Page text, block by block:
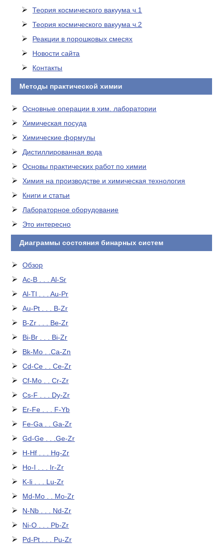
Теория космического вакуума ч.1
Теория космического вакуума ч.2
Реакции в порошковых смесях
Новости сайта
Контакты
Методы практической химии
Основные операции в хим. лаборатории
Химическая посуда
Химические формулы
Дистиллированная вода
Основы практических работ по химии
Химия на производстве и химическая технология
Книги и статьи
Лабораторное оборудование
Это интересно
Диаграммы состояния бинарных систем
Обзор
Ac-B . . . Al-Sr
Al-Tl . . . Au-Pr
Au-Pt . . . B-Zr
B-Zr . . . Be-Zr
Bi-Br . . . Bi-Zr
Bk-Mo . .Ca-Zn
Cd-Ce . . Ce-Zr
Cf-Mo . . Cr-Zr
Cs-F . . . Dy-Zr
Er-Fe . . . F-Yb
Fe-Ga . . Ga-Zr
Gd-Ge . . .Ge-Zr
H-Hf . . . Hg-Zr
Ho-I . . . Ir-Zr
K-li . . . Lu-Zr
Md-Mo . . Mo-Zr
N-Nb . . . Nd-Zr
Ni-O . . . Pb-Zr
Pd-Pt . . . Pu-Zr